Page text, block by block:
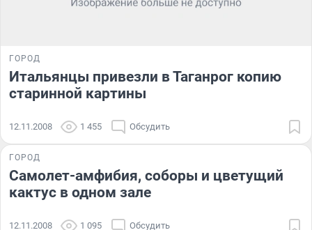
ГОРОД
Итальянцы привезли в Таганрог копию
старинной картины
12.11.2008 1 455 Обсудить
ГОРОД
Самолет-амфибия, соборы и цветущий
кактус в одном зале
12.11.2008 1 095 Обсудить